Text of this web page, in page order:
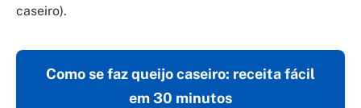
caseiro).
Como se faz queijo caseiro: receita fácil
em 30 minutos